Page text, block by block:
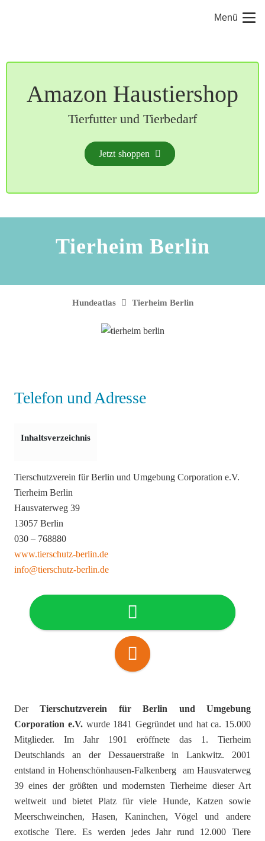
Menü
Amazon Haustiershop
Tierfutter und Tierbedarf
Jetzt shoppen
Tierheim Berlin
Hundeatlas Tierheim Berlin
Telefon und Adresse
Inhaltsverzeichnis
Tierschutzverein für Berlin und Umgebung Corporation e.V.
Tierheim Berlin
Hausvaterweg 39
13057 Berlin
030 – 768880
www.tierschutz-berlin.de
info@tierschutz-berlin.de
DerTierschutzverein für Berlin und Umgebung
Corporation e.V.wurde 1841 Gegründet und hat ca. 15.000
Mitglieder. Im Jahr 1901 eröffnete das 1. Tierheim
Deutschlands an der Dessauerstraße in Lankwitz. 2001
entstand in Hohenschönhausen-Falkenberg am Hausvaterweg
39 eines der größten und modernsten Tierheime dieser Art
weltweit und bietet Platz für viele Hunde, Katzen sowie
Meerschweinchen, Hasen, Kaninchen, Vögel und andere
exotische Tiere. Es werden jedes Jahr rund 12.000 Tiere